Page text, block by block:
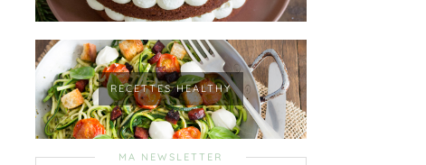
RECETTES HEALTHY
MA NEWSLETTER